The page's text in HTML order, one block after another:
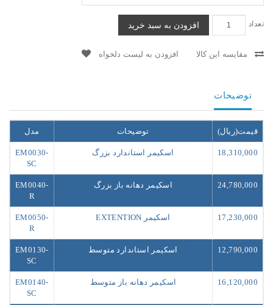
تعداد افزودن به سبد خرید
افزودن به لیست دلخواه مقایسه این کالا
توضیحات
قیمت(ریال) توضیحات مدل
18,310,000 اسکیمر استاندارد بزرگ
EM0030-
SC
24,780,000 اسکیمر دهانه باز بزرگ
EM0040-
R
17,230,000 اسکیمر EXTENTION
EM0050-
R
12,790,000 اسکیمر استاندارد متوسط
EM0130-
SC
16,120,000 اسکیمر دهانه باز متوسط
EM0140-
SC